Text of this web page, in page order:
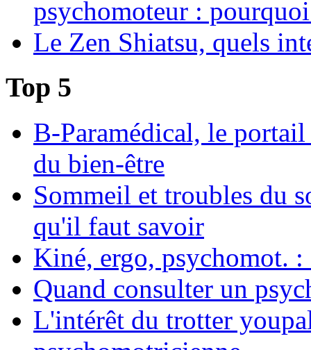
psychomoteur :
Le Zen Shiatsu, quels
Top 5
B-Paramédical, le portail
du bien-être
Sommeil et troubles du
qu'il faut savoir
Kiné, ergo, psychomot. :
Quand consulter un
L'intérêt du trotter